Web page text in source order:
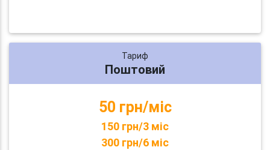
Тариф
Поштовий
50 грн/міс
150 грн/3 міс
300 грн/6 міс